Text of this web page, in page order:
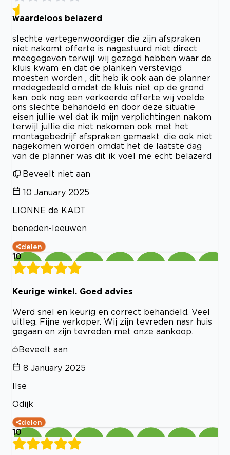
waardeloos belazerd
slechte vertegenwoordiger die zijn afspraken
niet nakomt offerte is nagestuurd niet direct
meegegeven terwijl wij gezegd hebben waar de
kluis kwam en dat de planken verstevigd
moesten worden , dit heb ik ook aan de planner
medegedeeld omdat de kluis niet op de grond
kan, ook nog een verkeerde offerte wij voelde
ons slechte behandeld en door deze situatie
eisen jullie wel dat ik mijn verplichtingen nakom
terwijl jullie die niet nakomen ook met het
montagebedrijf afspraken gemaakt ,die ook niet
nagekomen worden omdat het de laatste dag
van de planner was dit ik voel me echt belazerd
Beveelt niet aan
10 January 2025
LIONNE de KADT
beneden-leeuwen
delen
10
Keurige winkel. Goed advies
Werd snel en keurig en correct behandeld. Veel
uitleg. Fijne verkoper. Wij zijn tevreden nasr huis
gegaan en zijn tevreden met onze aankoop.
Beveelt aan
8 January 2025
Ilse
Odijk
delen
10